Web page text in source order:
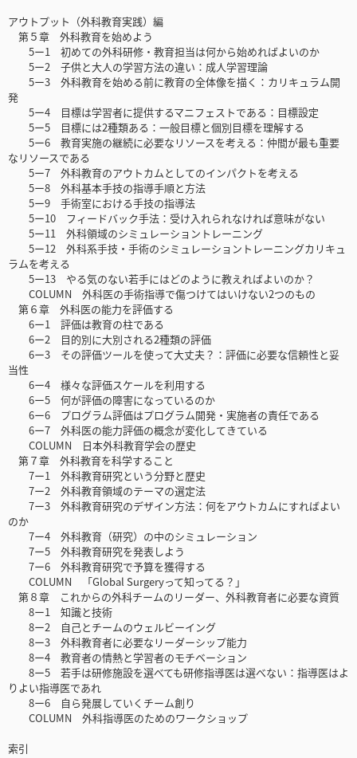
アウトプット（外科教育実践）編
第５章 外科教育を始めよう
5ー1 初めての外科研修・教育担当は何から始めればよいのか
5ー2 子供と大人の学習方法の違い：成人学習理論
5ー3 外科教育を始める前に教育の全体像を描く：カリキュラム開
発
5ー4 目標は学習者に提供するマニフェストである：目標設定
5ー5 目標には2種類ある：一般目標と個別目標を理解する
5ー6 教育実施の継続に必要なリソースを考える：仲間が最も重要
なリソースである
5ー7 外科教育のアウトカムとしてのインパクトを考える
5ー8 外科基本手技の指導手順と方法
5ー9 手術室における手技の指導法
5ー10 フィードバック手法：受け入れられなければ意味がない
5ー11 外科領域のシミュレーショントレーニング
5ー12 外科系手技・手術のシミュレーショントレーニングカリキュ
ラムを考える
5ー13 やる気のない若手にはどのように教えればよいのか？
COLUMN 外科医の手術指導で傷つけてはいけない2つのもの
第６章 外科医の能力を評価する
6ー1 評価は教育の柱である
6ー2 目的別に大別される2種類の評価
6ー3 その評価ツールを使って大丈夫？：評価に必要な信頼性と妥
当性
6ー4 様々な評価スケールを利用する
6ー5 何が評価の障害になっているのか
6ー6 プログラム評価はプログラム開発・実施者の責任である
6ー7 外科医の能力評価の概念が変化してきている
COLUMN 日本外科教育学会の歴史
第７章 外科教育を科学すること
7ー1 外科教育研究という分野と歴史
7ー2 外科教育領域のテーマの選定法
7ー3 外科教育研究のデザイン方法：何をアウトカムにすればよい
のか
7ー4 外科教育（研究）の中のシミュレーション
7ー5 外科教育研究を発表しよう
7ー6 外科教育研究で予算を獲得する
COLUMN 「Global Surgeryって知ってる？」
第８章 これからの外科チームのリーダー、外科教育者に必要な資質
8ー1 知識と技術
8ー2 自己とチームのウェルビーイング
8ー3 外科教育者に必要なリーダーシップ能力
8ー4 教育者の情熱と学習者のモチベーション
8ー5 若手は研修施設を選べても研修指導医は選べない：指導医はよ
りよい指導医であれ
8ー6 自ら発展していくチーム創り
COLUMN 外科指導医のためのワークショップ
索引